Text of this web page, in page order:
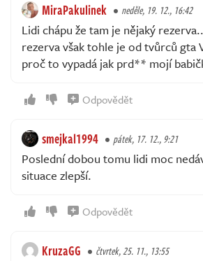
MiraPakulinek neděle, 19. 12., 16:42
Lidi chápu že tam je nějaký
rezerva však tohle je od tvůrců gta
proč to vypadá jak prd** mojí
Odpovědět
smejkal1994 pátek, 17. 12., 9:21
Poslední dobou tomu lidi moc
situace zlepší.
Odpovědět
KruzaGG čtvrtek, 25. 11., 13:55